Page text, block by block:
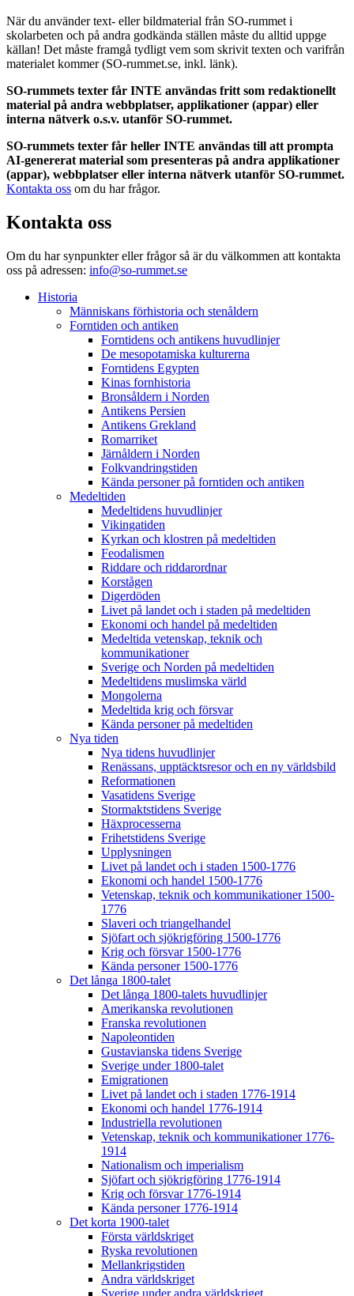
När du använder text- eller bildmaterial från SO-rummet i
skolarbeten och på andra godkända ställen måste du alltid uppge
källan! Det måste framgå tydligt vem som skrivit texten och varifrån
materialet kommer (SO-rummet.se, inkl. länk).
SO-rummets texter får INTE användas fritt som redaktionellt
material på andra webbplatser, applikationer (appar) eller
interna nätverk o.s.v. utanför SO-rummet.
SO-rummets texter får heller INTE användas till att prompta
AI-genererat material som presenteras på andra applikationer
(appar), webbplatser eller interna nätverk utanför SO-rummet.
Kontakta oss om du har frågor.
Kontakta oss
Om du har synpunkter eller frågor så är du välkommen att kontakta
oss på adressen: info@so-rummet.se
Historia
Människans förhistoria och stenåldern
Forntiden och antiken
Forntidens och antikens huvudlinjer
De mesopotamiska kulturerna
Forntidens Egypten
Kinas fornhistoria
Bronsåldern i Norden
Antikens Persien
Antikens Grekland
Romarriket
Järnåldern i Norden
Folkvandringstiden
Kända personer på forntiden och antiken
Medeltiden
Medeltidens huvudlinjer
Vikingatiden
Kyrkan och klostren på medeltiden
Feodalismen
Riddare och riddarordnar
Korstågen
Digerdöden
Livet på landet och i staden på medeltiden
Ekonomi och handel på medeltiden
Medeltida vetenskap, teknik och
kommunikationer
Sverige och Norden på medeltiden
Medeltidens muslimska värld
Mongolerna
Medeltida krig och försvar
Kända personer på medeltiden
Nya tiden
Nya tidens huvudlinjer
Renässans, upptäcktsresor och en ny världsbild
Reformationen
Vasatidens Sverige
Stormaktstidens Sverige
Häxprocesserna
Frihetstidens Sverige
Upplysningen
Livet på landet och i staden 1500-1776
Ekonomi och handel 1500-1776
Vetenskap, teknik och kommunikationer 1500-
1776
Slaveri och triangelhandel
Sjöfart och sjökrigföring 1500-1776
Krig och försvar 1500-1776
Kända personer 1500-1776
Det långa 1800-talet
Det långa 1800-talets huvudlinjer
Amerikanska revolutionen
Franska revolutionen
Napoleontiden
Gustavianska tidens Sverige
Sverige under 1800-talet
Emigrationen
Livet på landet och i staden 1776-1914
Ekonomi och handel 1776-1914
Industriella revolutionen
Vetenskap, teknik och kommunikationer 1776-
1914
Nationalism och imperialism
Sjöfart och sjökrigföring 1776-1914
Krig och försvar 1776-1914
Kända personer 1776-1914
Det korta 1900-talet
Första världskriget
Ryska revolutionen
Mellankrigstiden
Andra världskriget
Sverige under andra världskriget